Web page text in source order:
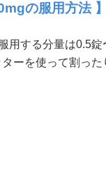
の服用方法 】
用する分量は0.5
ーを使って割っ